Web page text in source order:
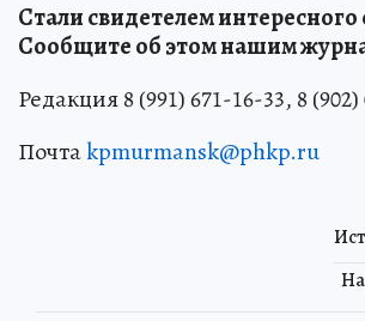
Стали свидетелем интересного
Сообщите об этом нашим
Редакция 8 (991) 671-16-33, 8
Почтаkpmurmansk@phkp.ru